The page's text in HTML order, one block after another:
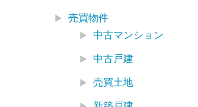
売買物件
中古マンション
中古戸建
売買土地